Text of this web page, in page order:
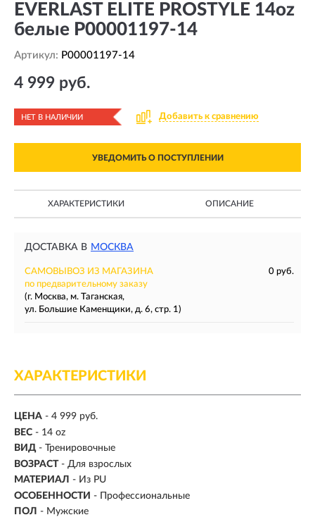
EVERLAST ELITE PROSTYLE 14oz
белые P00001197-14
Артикул: P00001197-14
4 999 руб.
НЕТ В НАЛИЧИИ Добавить к сравнению
УВЕДОМИТЬ О ПОСТУПЛЕНИИ
ХАРАКТЕРИСТИКИ ОПИСАНИЕ
ДОСТАВКА В МОСКВА
САМОВЫВОЗ ИЗ МАГАЗИНА
0 руб.
по предварительному заказу
(г. Москва, м. Таганская,
ул. Большие Каменщики, д. 6, стр. 1)
ХАРАКТЕРИСТИКИ
ЦЕНА - 4 999 руб.
ВЕС - 14 oz
ВИД - Тренировочные
ВОЗРАСТ - Для взрослых
МАТЕРИАЛ - Из PU
ОСОБЕННОСТИ - Профессиональные
ПОЛ - Мужские